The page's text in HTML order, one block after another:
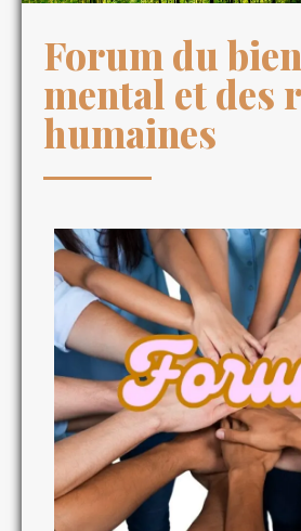
Forum du
mental et des
humaines